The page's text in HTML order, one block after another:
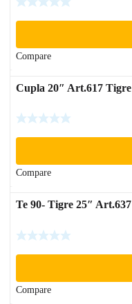
Compare
Cupla 20″ Art.617 Tigre
Compare
Te 90- Tigre 25″ Art.637
Compare